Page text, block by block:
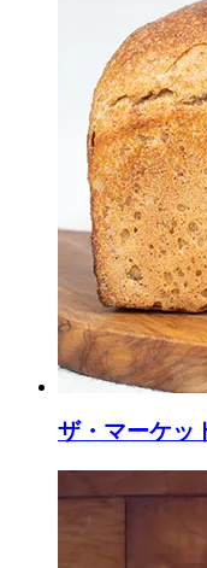
ザ・マーケッ